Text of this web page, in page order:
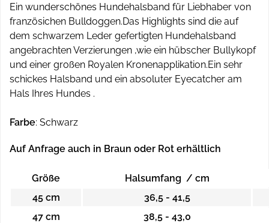
Ein wunderschönes Hundehalsband für Liebhaber von
französichen Bulldoggen.Das Highlights sind die auf
dem schwarzem Leder gefertigten Hundehalsband
angebrachten Verzierungen ,wie ein hübscher Bullykopf
und einer großen Royalen Kronenapplikation.Ein sehr
schickes Halsband und ein absoluter Eyecatcher am
Hals Ihres Hundes .
Farbe: Schwarz
Auf Anfrage auch in Braun oder Rot erhältlich
Größe
Halsumfang / cm
45 cm
36,5 - 41,5
47 cm
38,5 - 43,0